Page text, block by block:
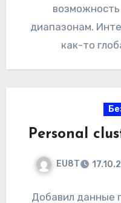
возможность
диапазонам.
как-то
Personal
EU8T
Добавил данные